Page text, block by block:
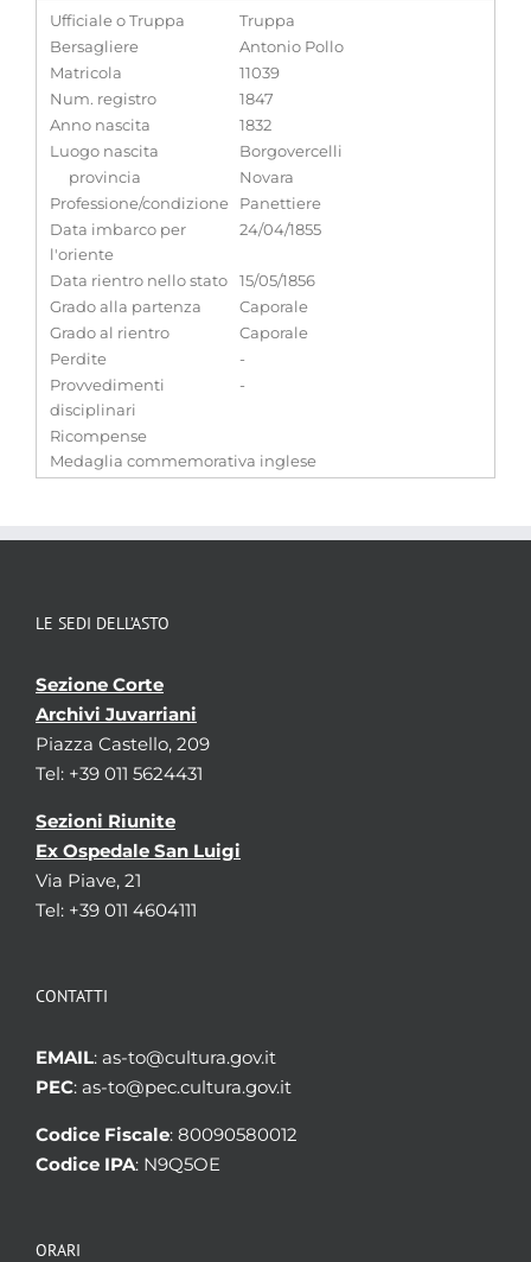
Ufficiale o Truppa
Truppa
Bersagliere
Antonio Pollo
Matricola
11039
Num. registro
1847
Anno nascita
1832
Luogo nascita
Borgovercelli
provincia
Novara
Professione/condizione
Panettiere
Data imbarco per
l'oriente
24/04/1855
Data rientro nello stato
15/05/1856
Grado alla partenza
Caporale
Grado al rientro
Caporale
Perdite
-
Provvedimenti
disciplinari
-
Ricompense
Medaglia commemorativa inglese
LE SEDI DELL’ASTO
Sezione Corte
Archivi Juvarriani
Piazza Castello, 209
Tel: +39 011 5624431
Sezioni Riunite
Ex Ospedale San Luigi
Via Piave, 21
Tel: +39 011 4604111
CONTATTI
EMAIL: as-to@cultura.gov.it
PEC: as-to@pec.cultura.gov.it
Codice Fiscale: 80090580012
Codice IPA: N9Q5OE
ORARI